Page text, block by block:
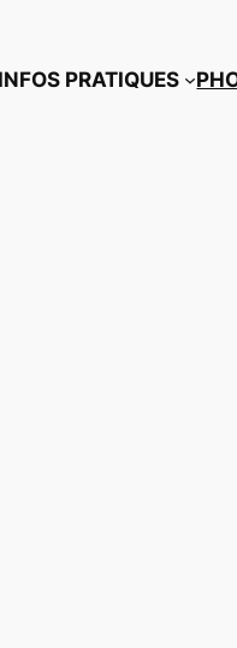
INFOS PRATIQUES